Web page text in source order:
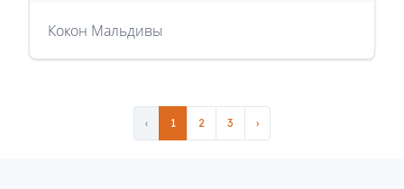
Кокон Мальдивы
‹ 1 2 3 ›